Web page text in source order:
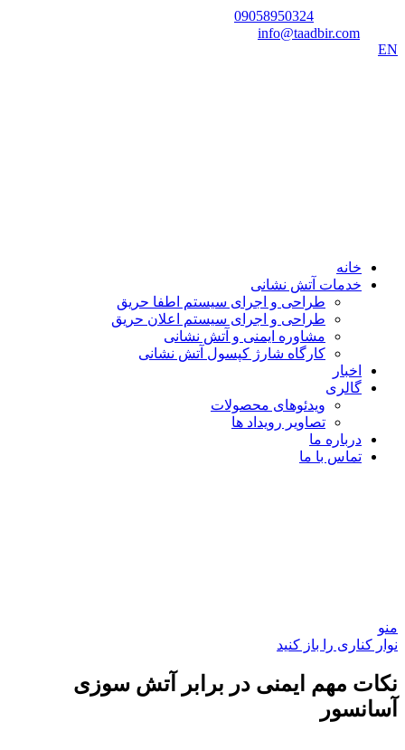
09058950324
info@taadbir.com
EN
خانه
خدمات آتش نشانی
طراحی و اجرای سیستم اطفا حریق
طراحی و اجرای سیستم اعلان حریق
مشاوره ایمنی و آتش نشانی
کارگاه شارژ کپسول آتش نشانی
اخبار
گالری
ویدئوهای محصولات
تصاویر رویداد ها
درباره ما
تماس با ما
منو
نوار کناری را باز کنید
نکات مهم ایمنی در برابر آتش سوزی
آسانسور